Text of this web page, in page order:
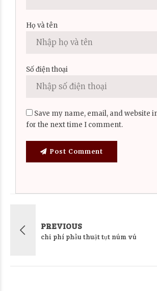
Họ và tên
Số điện thoại
Save my name, email, and website
for the next time I comment.
Post Comment
PREVIOUS
chi phí phẫu thuật tụt núm vú